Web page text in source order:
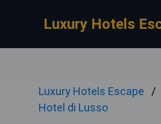
Luxury Hotels
Luxury Hotels Escape
Hotel di Lusso